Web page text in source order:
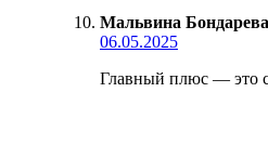
Мальвина Бондарева
06.05.2025
Главный плюс — это